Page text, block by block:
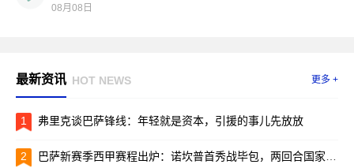
08月08日
最新资讯 HOT NEWS 更多 +
1 弗里克谈巴萨锋线：年轻就是资本，引援的事儿先放放
2 巴萨新赛季西甲赛程出炉：诺坎普首秀战毕包，两回合国家德比引爆焦点